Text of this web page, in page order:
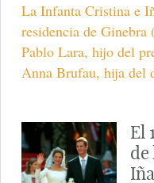
La Infanta Cristina e
residencia de Ginebra
Pablo Lara, hijo del
Anna Brufau, hija del
El